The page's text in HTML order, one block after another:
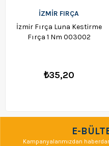
İZMİR FIRÇA
İzmir Fırça Luna Kestirme
Fırça 1 Nm 003002
₺35,20
E-
Kampanyalarımızdan